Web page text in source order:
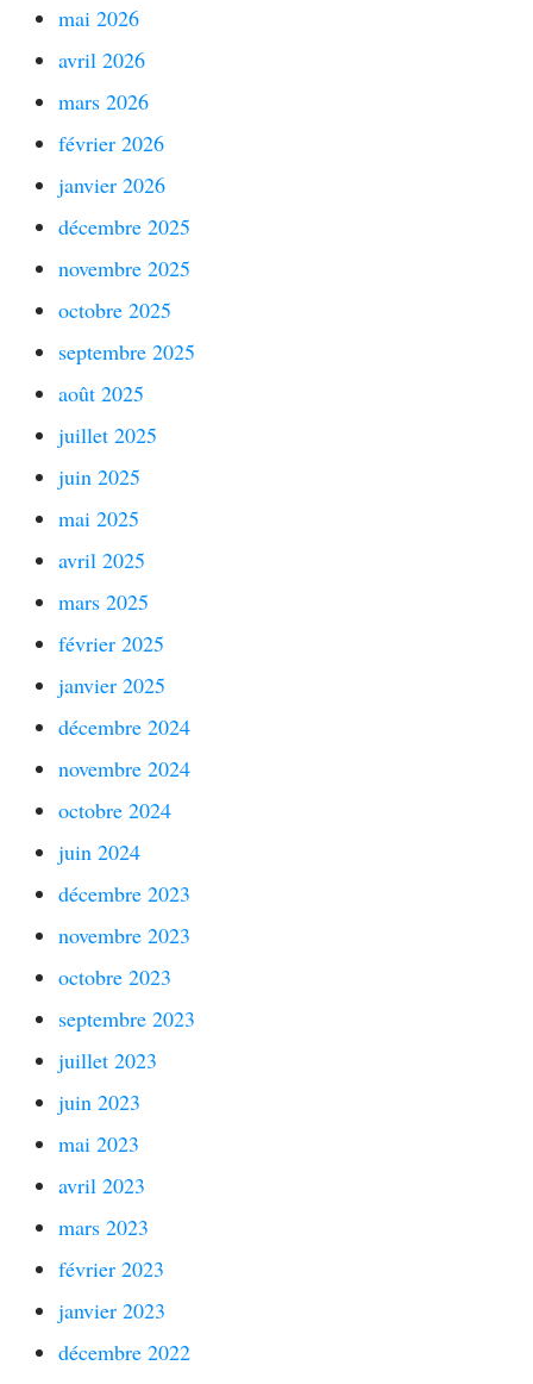
mai 2026
avril 2026
mars 2026
février 2026
janvier 2026
décembre 2025
novembre 2025
octobre 2025
septembre 2025
août 2025
juillet 2025
juin 2025
mai 2025
avril 2025
mars 2025
février 2025
janvier 2025
décembre 2024
novembre 2024
octobre 2024
juin 2024
décembre 2023
novembre 2023
octobre 2023
septembre 2023
juillet 2023
juin 2023
mai 2023
avril 2023
mars 2023
février 2023
janvier 2023
décembre 2022